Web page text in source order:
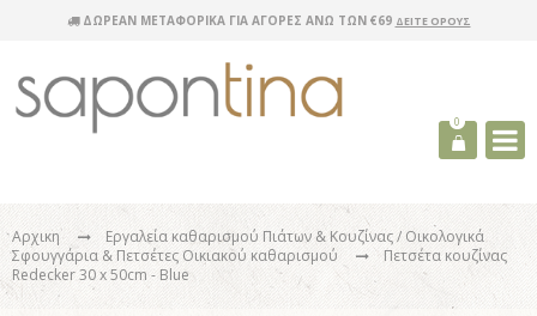
ΔΩΡΕΑΝ ΜΕΤΑΦΟΡΙΚΑ ΓΙΑ ΑΓΟΡΕΣ ΑΝΩ ΤΩΝ €69 ΔΕΙΤΕ ΟΡΟΥΣ
0
Αρχικη Εργαλεία καθαρισμού Πιάτων & Κουζίνας/ Οικολογικά
Σφουγγάρια & Πετσέτες Οικιακού καθαρισμού
Πετσέτα κουζίνας
Redecker 30 x 50cm - Blue